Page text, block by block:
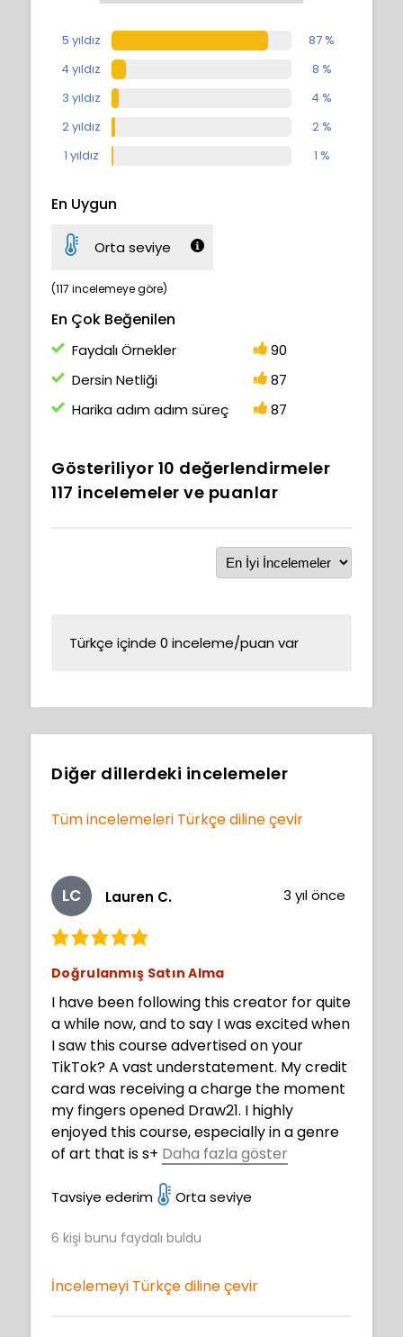
sanatınıza profesyonel bir dokunuş katmak
için renk, ışık ve doku üzerinde son rötuşları
nasıl yapacağınızı da öğreneceksiniz!
Ve işte bitti! Bu kursu tamamladığınız için
tebrikler!!
11.1 Son Dokunuşlar 15:57
5 yıldız
87 %
4 yıldız
8 %
3 yıldız
4 %
2 yıldız
2 %
1 yıldız
1 %
En Uygun
Orta seviye
(117 incelemeye göre)
En Çok Beğenilen
Faydalı Örnekler
90
Dersin Netliği
87
Harika adım adım süreç
87
Gösteriliyor 10 değerlendirmeler
117 incelemeler ve puanlar
Türkçe içinde 0 inceleme/puan var
Diğer dillerdeki incelemeler
Tüm incelemeleri Türkçe diline çevir
LC Lauren C. 3 yıl önce
Doğrulanmış Satın Alma
I have been following this creator for quite
a while now, and to say I was excited when
I saw this course advertised on your
TikTok? A vast understatement. My credit
card was receiving a charge the moment
my fingers opened Draw21. I highly
enjoyed this course, especially in a genre
of art that is s+ Daha fazla göster
Of course, the tips, advice, and tools here
illustrations made with dark fantasy in
centers their art hobby around this
Tavsiye ederim Orta seviye
6 kişi bunu faydalı buldu
İncelemeyi Türkçe diline çevir